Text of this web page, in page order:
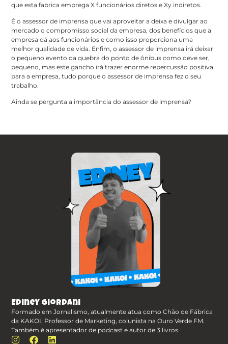
que esta fabrica emprega X funcionários diretos e Xy indiretos.
É o assessor de imprensa que vai aproveitar a deixa e divulgar ao
mercado o compromisso social da empresa, dos benefícios que a
empresa dá aos funcionários e como isso proporciona uma
melhor qualidade de vida. Enfim, o assessor de imprensa irá deixar
o pequeno evento da quebra do ponto de ônibus como deve ser,
pequeno, mas este gancho irá trazer enorme repercussão positiva
para a empresa, tudo porque o assessor de imprensa fez o seu
trabalho.
Ainda se pergunta a importância do assessor de imprensa?
Ediney Giordani
Formado em Jornalismo, atualmente atua como Chão de Fábrica
da KAKOI, Professor de Marketing, colunista na Ouro Verde FM.
Também é apresentador de podcast e autor de 3 livros.